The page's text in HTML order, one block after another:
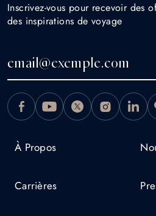
À Propos
Carrières
Inscrivez-vous pour recevoir des
des inspirations de voyage